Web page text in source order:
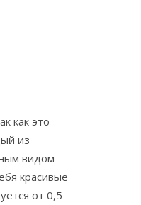
как это
из
видом
красивые
от 0,5